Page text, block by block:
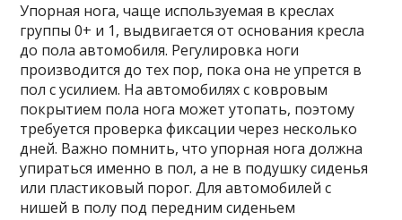
Упорная нога, чаще используемая в креслах
группы 0+ и 1, выдвигается от основания кресла
до пола автомобиля. Регулировка ноги
производится до тех пор, пока она не упрется в
пол с усилием. На автомобилях с ковровым
покрытием пола нога может утопать, поэтому
требуется проверка фиксации через несколько
дней. Важно помнить, что упорная нога должна
упираться именно в пол, а не в подушку сиденья
или пластиковый порог. Для автомобилей с
нишей в полу под передним сиденьем